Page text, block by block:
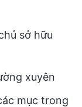
sở hữu
xuyên
mục trong